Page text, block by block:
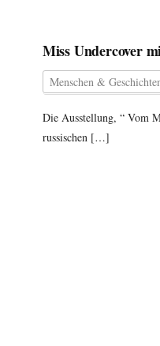
Miss Undercover
Menschen &
Die Ausstellung, “ Vom
russischen […]